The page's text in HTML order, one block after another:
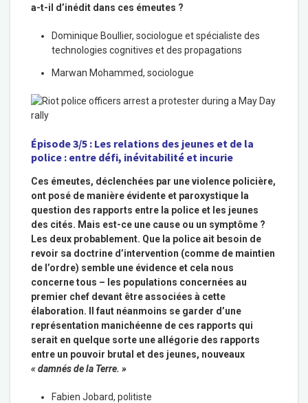
a-t-il d’inédit dans ces émeutes ?
Dominique Boullier, sociologue et spécialiste des
technologies cognitives et des propagations
Marwan Mohammed, sociologue
Épisode 3/5 : Les relations des jeunes et de la
police : entre défi, inévitabilité et incurie
Ces émeutes, déclenchées par une violence policière,
ont posé de manière évidente et paroxystique la
question des rapports entre la police et les jeunes
des cités. Mais est-ce une cause ou un symptôme ?
Les deux probablement. Que la police ait besoin de
revoir sa doctrine d’intervention (comme de maintien
de l’ordre) semble une évidence et cela nous
concerne tous – les populations concernées au
premier chef devant être associées à cette
élaboration. Il faut néanmoins se garder d’une
représentation manichéenne de ces rapports qui
serait en quelque sorte une allégorie des rapports
entre un pouvoir brutal et des jeunes, nouveaux
« damnés de la Terre. »
Fabien Jobard, politiste